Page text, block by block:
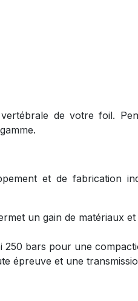
de votre foil.
et de fabrication
un gain de matériaux et
250 bars pour une
épreuve et une